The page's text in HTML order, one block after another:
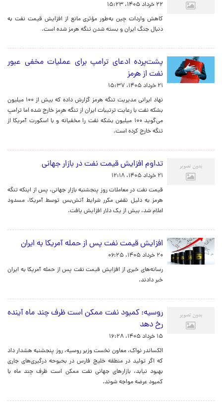
۲۲ خرداد ۱۴۰۵، ۱۵:۲۳
کاهش واردات چین به‌طور مؤثری مانع از افزایش قیمت نفت به
دنبال جنگ ایران و بسته شدن تنگه هرمز شده است.
پشت‌پرده ادعای ترامپ برای عملیات مخفی عبور
نفت از هرمز
۲۱ خرداد ۱۴۰۵، ۱۵:۳۷
نهاد ایرانی مدیریت تنگه هرمز گزارش داده که بیش از ۱۰۰ میلیون
بشکه نفت با رعایت ترتیبات ایران از تنگه هرمز خارج شده اما ترامپ
می‌گوید ۱۰۰ میلیون بشکه نفت را مخفیانه و با اسکورت آمریکا از
تنگه خارج کرده است.
تداوم افزایش قیمت نفت در بازار جهانی
۲۱ خرداد ۱۴۰۵، ۱۲:۱۸
قیمت نفت در معاملات روز پنجشنبه بازار جهانی، پس از اینکه تنگه
هرمز به دلیل نقض مکرر شرایط آتش‌بس توسط آمریکا، مسدود
اعلام شد، بیش از یک دلار افزایش یافت.
افزایش قیمت نفت پس از حمله آمریکا به ایران
۲۰ خرداد ۱۴۰۵، ۰۶:۲۵
رسانه‌های خبری از افزایش قیمت نفت پس از حمله آمریکا به ایران
خبر دادند.
روسیه: کمبود نفت ممکن است ظرف چند ماه آینده
رخ دهد
۱۵ خرداد ۱۴۰۵، ۱۶:۲۸
الکساندر نواک، معاون نخست وزیر روسیه، روز پنجشنبه هشدار داد
که اگر تولید در منطقه خلیج فارس در بحبوحه درگیری‌های جاری
بهبود نیابد، بازارهای جهانی نفت ممکن است ظرف چند ماه با
کمبود عرضه مواجه شوند.